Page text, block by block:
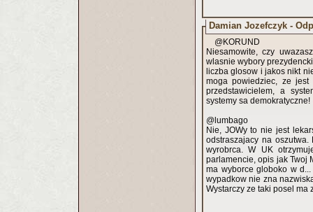
Damian Jozefczyk -
@KORUND
Niesamowite, czy
wlasnie wybory
liczba glosow i jakos nikt
moga powiedziec, ze jest
przedstawicielem, a
systemy sa demokratyczne!
@lumbago
Nie, JOWy to nie jest
odstraszajacy na
wyrobrca. W UK
parlamencie, opis jak Twoj
ma wyborce globoko w
wypadkow nie zna
Wystarczy ze taki posel ma